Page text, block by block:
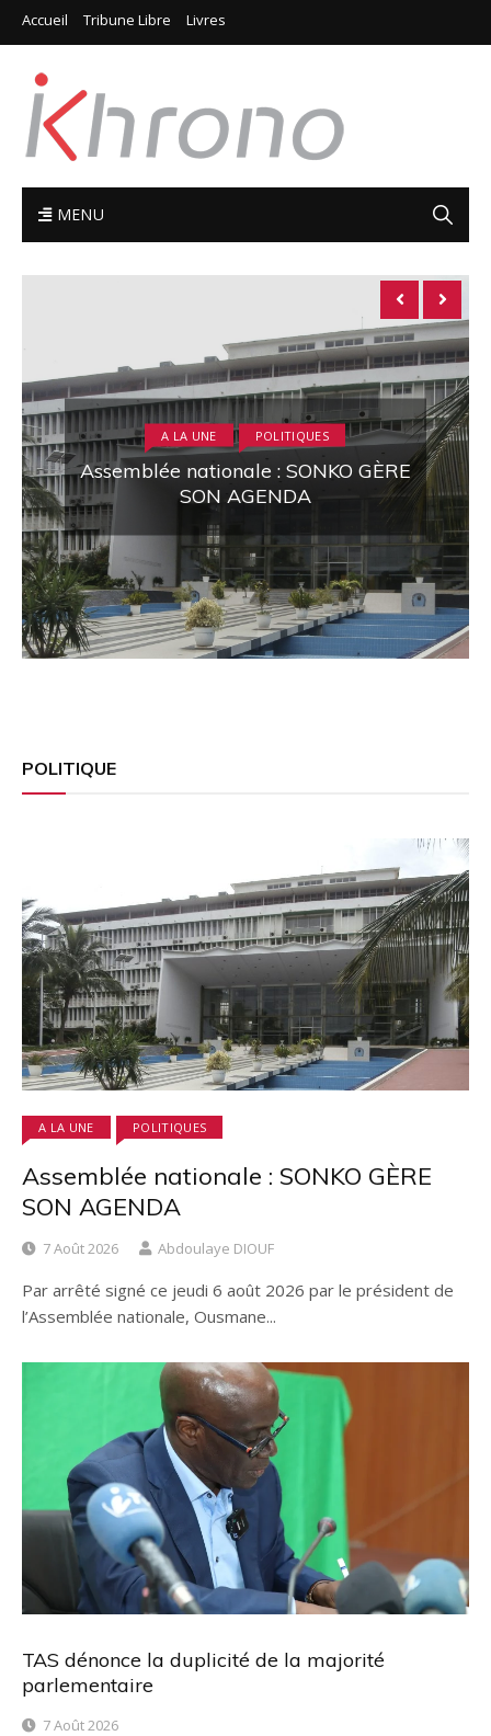
Accueil Tribune Libre Livres
MENU
A LA UNE AFRIQUE
RDC: dans les coulisses du transfert
de 15 détenus à l’AFC/M23
POLITIQUE
A LA UNE POLITIQUES
Assemblée nationale : SONKO GÈRE
SON AGENDA
7 Août 2026 Abdoulaye DIOUF
Par arrêté signé ce jeudi 6 août 2026 par le président de
l’Assemblée nationale, Ousmane...
TAS dénonce la duplicité de la majorité
parlementaire
7 Août 2026